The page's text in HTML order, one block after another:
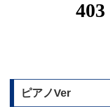
ピアノVer